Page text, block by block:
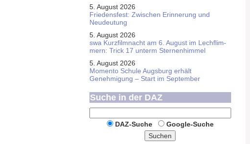
5. August 2026
Friedensfest: Zwischen Erinnerung und
Neudeutung
5. August 2026
swa Kurz­film­nacht am 6. August im Lech­flim­
mern: Trick 17 unterm Sternen­himmel
5. August 2026
Momento Schule Augsburg erhält
Genehmigung – Start im September
Suche in der DAZ
DAZ-Suche
Google-Suche
Suchen